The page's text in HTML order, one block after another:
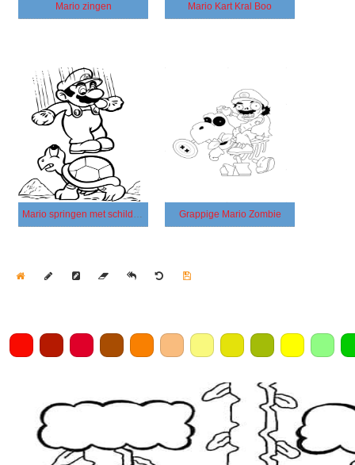
Mario zingen Mario Kart Kral Boo
Mario springen met schildpad Grappige Mario Zombie